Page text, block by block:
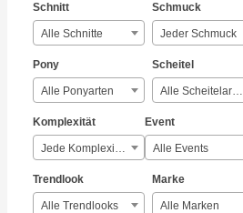
Schnitt
Alle Schnitte
Schmuck
Jeder Schmuck
Pony
Alle Ponyarten
Scheitel
Alle Scheitelarten
Komplexität
Jede Komplexität
Event
Alle Events
Trendlook
Alle Trendlooks
Marke
Alle Marken